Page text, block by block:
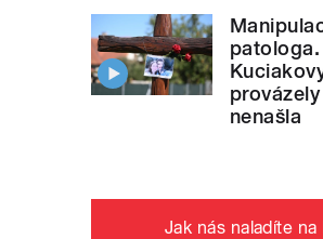
nenašla
Jak nás naladíte na